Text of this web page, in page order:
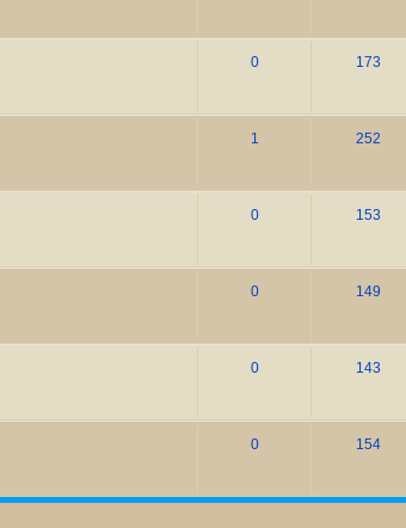
0 173
1 252
0 153
0 149
0 143
0 154